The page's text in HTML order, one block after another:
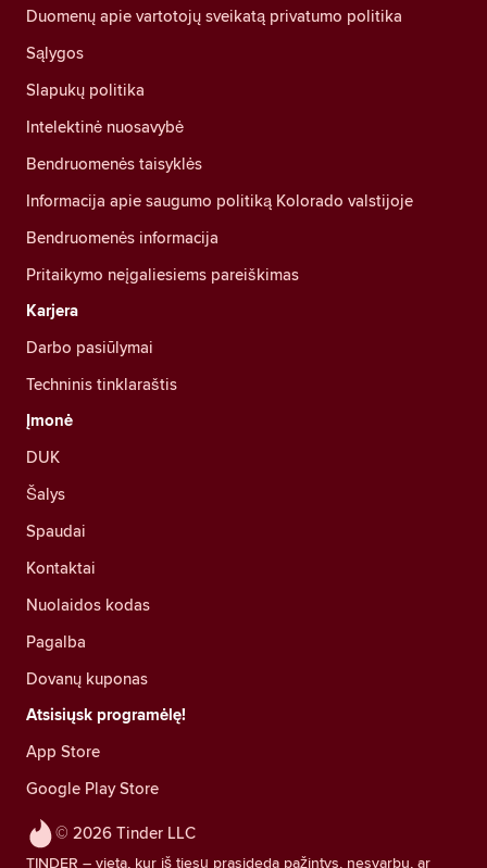
© 2026 Tinder LLC
TINDER – vieta, kur iš tiesų prasideda pažintys, nesvarbu, ar
Duomenų apie vartotojų sveikatą privatumo politika
Sąlygos
Slapukų politika
Intelektinė nuosavybė
Bendruomenės taisyklės
Informacija apie saugumo politiką Kolorado valstijoje
Bendruomenės informacija
Pritaikymo neįgaliesiems pareiškimas
Karjera
Darbo pasiūlymai
Techninis tinklaraštis
Įmonė
DUK
Šalys
Spaudai
Kontaktai
Nuolaidos kodas
Pagalba
Dovanų kuponas
Atsisiųsk programėlę!
App Store
Google Play Store